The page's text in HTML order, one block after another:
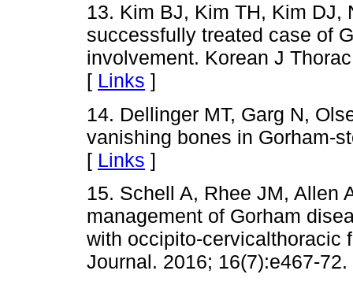
13. Kim BJ, Kim TH, Kim DJ,
successfully treated case of
involvement. Korean J
[ Links ]
14. Dellinger MT, Garg N,
vanishing bones in Gorham-
[ Links ]
15. Schell A, Rhee JM, Allen
management of Gorham
with occipito-cervicalthoracic
Journal. 2016; 16(7):e467-